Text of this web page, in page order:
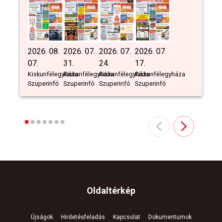
2026. 08.
07.
Kiskunfélegyháza
Szuperinfó
2026. 07.
31.
Kiskunfélegyháza
Szuperinfó
2026. 07.
24.
Kiskunfélegyháza
Szuperinfó
2026. 07.
17.
Kiskunfélegyháza
Szuperinfó
Oldaltérkép
Újságok Hirdetésfeladás Kapcsolat Dokumentumok